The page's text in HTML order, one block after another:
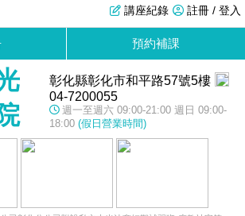
註冊 / 登入
講座紀錄
預約補課
彰化縣彰化市和平路57號5樓
04-7200055
週一至週六 09:00-21:00 週日 09:00-
18:00 (假日營業時間)